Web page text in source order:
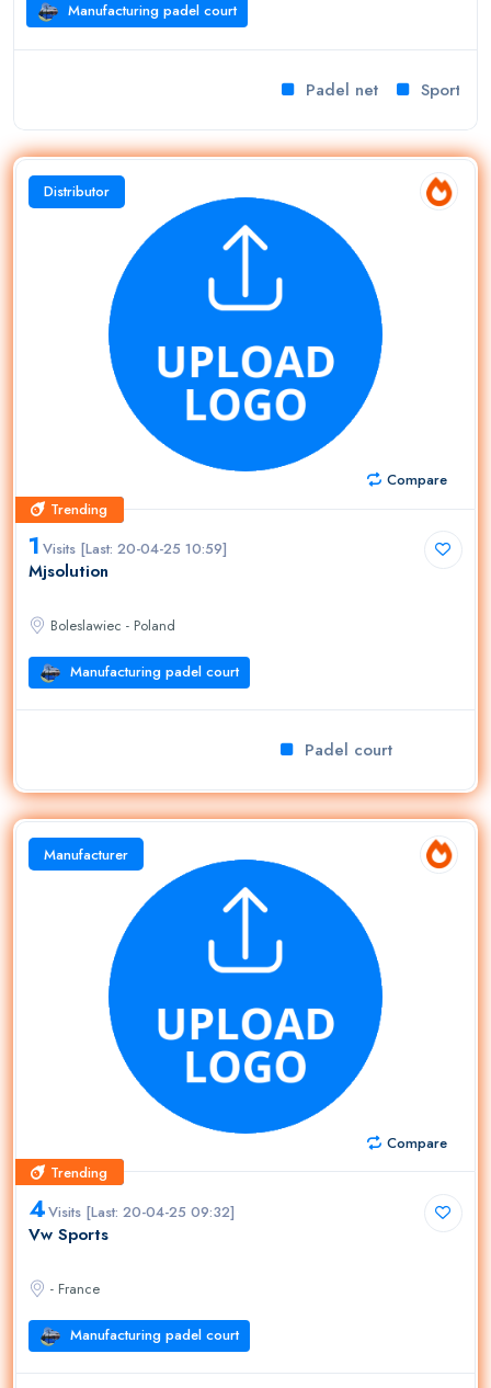
Manufacturing padel court
Padel net Sport
Distributor
Compare
Trending
Trending
1 Visits [Last: 20-04-25 10:59]
Mjsolution
Boleslawiec - Poland
Manufacturing padel court
Padel court
Manufacturer
Compare
Trending
Trending
4Visits [Last: 20-04-25 09:32]
Vw Sports
- France
Manufacturing padel court